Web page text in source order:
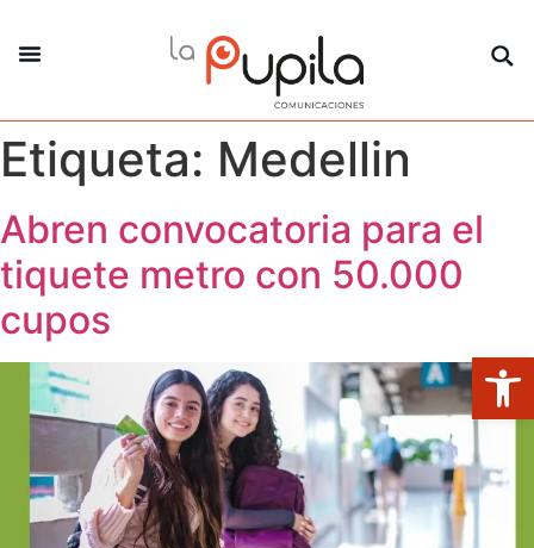
Etiqueta: Medellin
Abren convocatoria para el
tiquete metro con 50.000
cupos
Abrir